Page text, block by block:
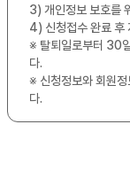
3) 개인정보 보호를
4) 신청접수 완료 후
※ 탈퇴일로부터 30
다.
※ 신청정보와 회원정
다.